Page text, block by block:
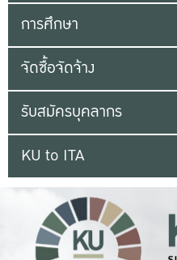
การศึกษา
จัดซื้อจัดจ้าง
รับสมัครบุคลากร
KU to ITA